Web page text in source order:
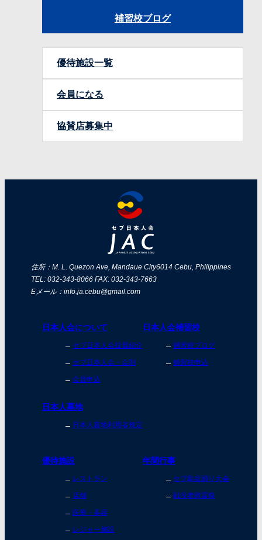
補習校ブログ
優待施設一覧
会員になる
協賛店募集中
住所：M. L. Quezon Ave, Mandaue City6014 Cebu, Philippines
TEL: 032-343-8066 FAX: 032-343-7663
Eメール：info.ja.cebu@gmail.com
日本人会について
セブ日本人会役員紹介
セブ日本人会・会則
会員申込
日本人会補習校
補習校ブログ
補習校申込
日本人墓地
日本人墓地利用者規定
優待施設
レストラン
店舗
医療・美容
レジャー施設
年間行事
セブ島盆踊り大会
戦没者慰霊祭